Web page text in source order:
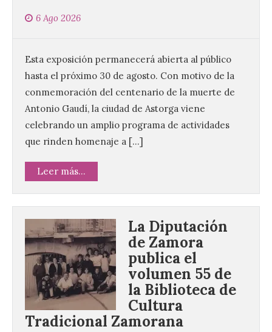
6 Ago 2026
Esta exposición permanecerá abierta al público
hasta el próximo 30 de agosto. Con motivo de la
conmemoración del centenario de la muerte de
Antonio Gaudí, la ciudad de Astorga viene
celebrando un amplio programa de actividades
que rinden homenaje a […]
Leer más...
La Diputación
de Zamora
publica el
volumen 55 de
la Biblioteca de
Cultura
Tradicional Zamorana